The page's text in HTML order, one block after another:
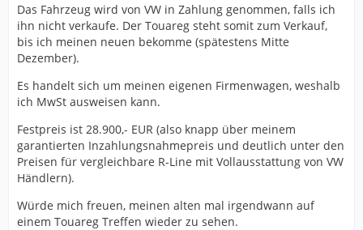
Das Fahrzeug wird von VW in Zahlung genommen, falls ich
ihn nicht verkaufe. Der Touareg steht somit zum Verkauf,
bis ich meinen neuen bekomme (spätestens Mitte
Dezember).
Es handelt sich um meinen eigenen Firmenwagen, weshalb
ich MwSt ausweisen kann.
Festpreis ist 28.900,- EUR (also knapp über meinem
garantierten Inzahlungsnahmepreis und deutlich unter den
Preisen für vergleichbare R-Line mit Vollausstattung von VW
Händlern).
Würde mich freuen, meinen alten mal irgendwann auf
einem Touareg Treffen wieder zu sehen.